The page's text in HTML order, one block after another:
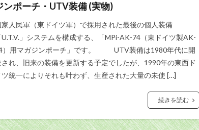
ンポーチ・UTV装備 (実物)
家人民軍（東ドイツ軍）で採用された最後の個人装備
U.T.V.」システムを構成する、「MPi-AK-74（東ドイツ製AK-
）用マガジンポーチ」です。 UTV装備は1980年代に開
され、旧来の装備を更新する予定でしたが、1990年の東西ド
ツ統一によりそれも叶わず、生産された大量の未使 […]
続きを読む